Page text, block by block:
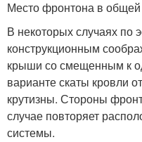
Место фронтона в
В некоторых случаях по
конструкционным
крыши со смещенным к
варианте скаты кровли
крутизны. Стороны
случае повторяет
системы.